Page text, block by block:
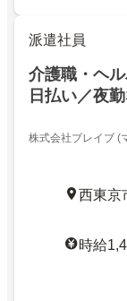
派遣社員
介護職・ヘ
日払い／夜
株式会社ブレイブ (
西東京
時給